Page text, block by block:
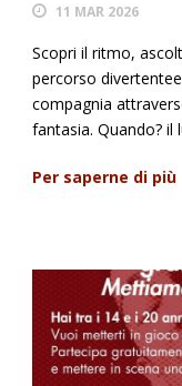
11 MAR 2026
Scopri il ritmo,
percorso
compagnia
fantasia. Quando? il
Per saperne di più